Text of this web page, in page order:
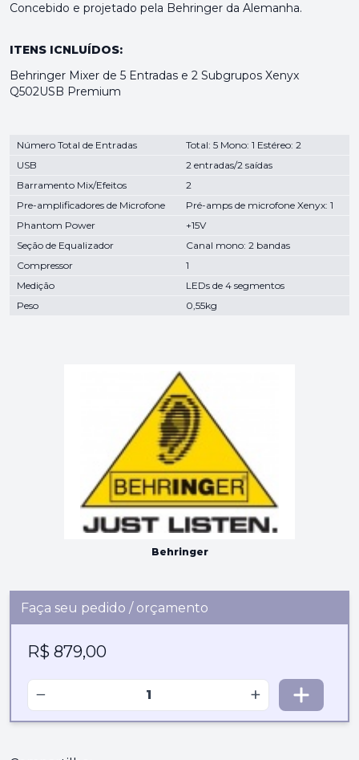
Concebido e projetado pela Behringer da Alemanha.
ITENS ICNLUÍDOS:
Behringer Mixer de 5 Entradas e 2 Subgrupos Xenyx
Q502USB Premium
Número Total de Entradas
Total: 5 Mono: 1 Estéreo: 2
USB
2 entradas/2 saídas
Barramento Mix/Efeitos
2
Pre-amplificadores de Microfone
Pré-amps de microfone Xenyx: 1
Phantom Power
+15V
Seção de Equalizador
Canal mono: 2 bandas
Compressor
1
Medição
LEDs de 4 segmentos
Peso
0,55kg
Faça seu pedido / orçamento
R$ 879,00
− +
Behringer